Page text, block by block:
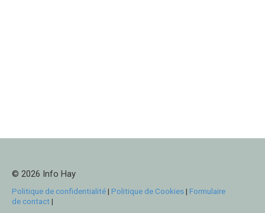
© 2026 Info Hay
Politique de confidentialité| Politique de Cookies| Formulaire
de contact|